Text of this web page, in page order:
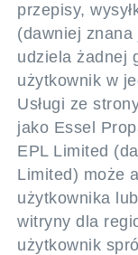
przepisy,
(dawniej
udziela żadnej
użytkownik w
Usługi ze
jako Essel
EPL Limited
Limited) może
użytkownika
witryny dla
użytkownik